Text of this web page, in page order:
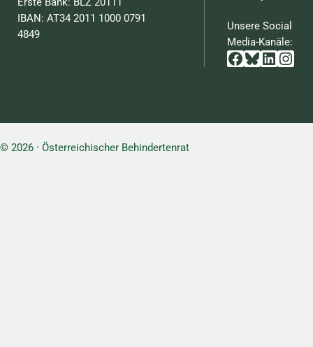
IBAN: AT34 2011 1000 0791
4849
Unsere Social
Media-Kanäle:
Facebook
Bluesky
© 2026 · Österreichischer Behindertenrat